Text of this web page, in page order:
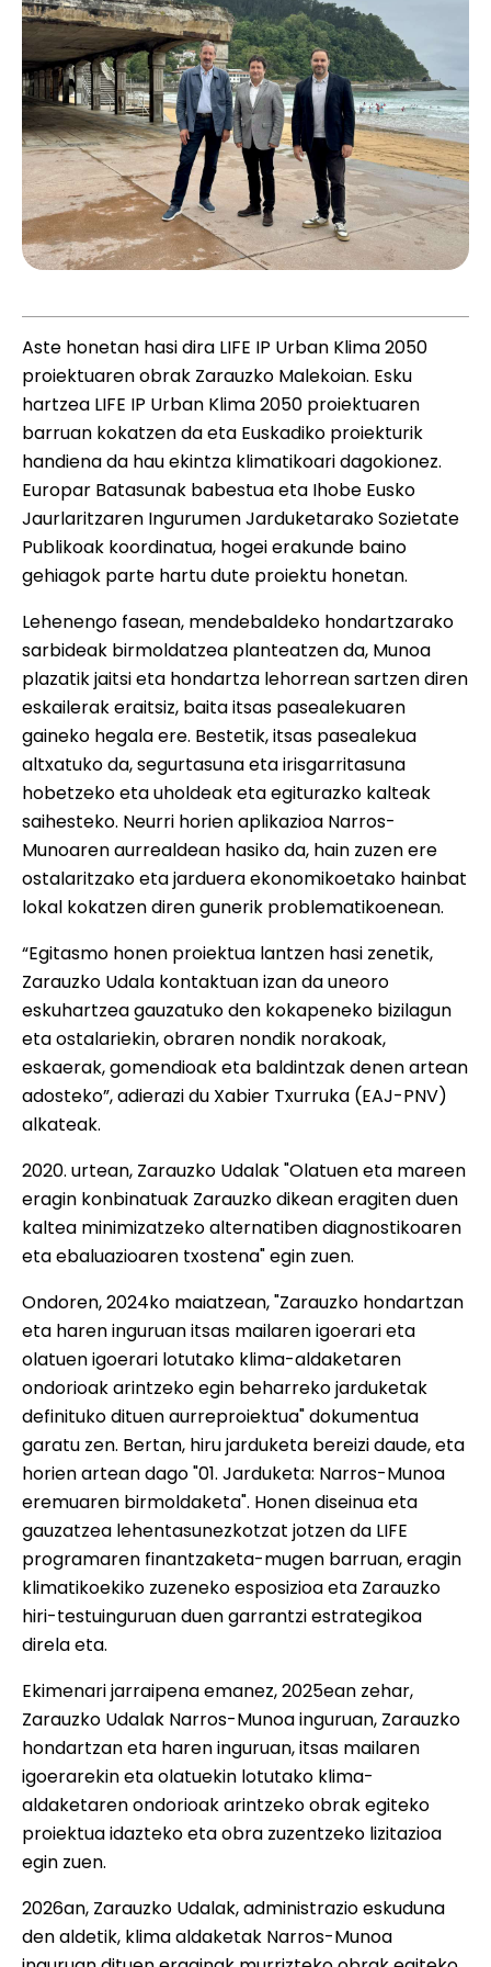
Aste honetan hasi dira LIFE IP Urban Klima 2050
proiektuaren obrak Zarauzko Malekoian. Esku
hartzea LIFE IP Urban Klima 2050 proiektuaren
barruan kokatzen da eta Euskadiko proiekturik
handiena da hau ekintza klimatikoari dagokionez.
Europar Batasunak babestua eta Ihobe Eusko
Jaurlaritzaren Ingurumen Jarduketarako Sozietate
Publikoak koordinatua, hogei erakunde baino
gehiagok parte hartu dute proiektu honetan.
Lehenengo fasean, mendebaldeko hondartzarako
sarbideak birmoldatzea planteatzen da, Munoa
plazatik jaitsi eta hondartza lehorrean sartzen diren
eskailerak eraitsiz, baita itsas pasealekuaren
gaineko hegala ere. Bestetik, itsas pasealekua
altxatuko da, segurtasuna eta irisgarritasuna
hobetzeko eta uholdeak eta egiturazko kalteak
saihesteko. Neurri horien aplikazioa Narros-
Munoaren aurrealdean hasiko da, hain zuzen ere
ostalaritzako eta jarduera ekonomikoetako hainbat
lokal kokatzen diren gunerik problematikoenean.
“Egitasmo honen proiektua lantzen hasi zenetik,
Zarauzko Udala kontaktuan izan da uneoro
eskuhartzea gauzatuko den kokapeneko bizilagun
eta ostalariekin, obraren nondik norakoak,
eskaerak, gomendioak eta baldintzak denen artean
adosteko”, adierazi du Xabier Txurruka (EAJ-PNV)
alkateak.
2020. urtean, Zarauzko Udalak "Olatuen eta mareen
eragin konbinatuak Zarauzko dikean eragiten duen
kaltea minimizatzeko alternatiben diagnostikoaren
eta ebaluazioaren txostena" egin zuen.
Ondoren, 2024ko maiatzean, "Zarauzko hondartzan
eta haren inguruan itsas mailaren igoerari eta
olatuen igoerari lotutako klima-aldaketaren
ondorioak arintzeko egin beharreko jarduketak
definituko dituen aurreproiektua" dokumentua
garatu zen. Bertan, hiru jarduketa bereizi daude, eta
horien artean dago "01. Jarduketa: Narros-Munoa
eremuaren birmoldaketa". Honen diseinua eta
gauzatzea lehentasunezkotzat jotzen da LIFE
programaren finantzaketa-mugen barruan, eragin
klimatikoekiko zuzeneko esposizioa eta Zarauzko
hiri-testuinguruan duen garrantzi estrategikoa
direla eta.
Ekimenari jarraipena emanez, 2025ean zehar,
Zarauzko Udalak Narros-Munoa inguruan, Zarauzko
hondartzan eta haren inguruan, itsas mailaren
igoerarekin eta olatuekin lotutako klima-
aldaketaren ondorioak arintzeko obrak egiteko
proiektua idazteko eta obra zuzentzeko lizitazioa
egin zuen.
2026an, Zarauzko Udalak, administrazio eskuduna
den aldetik, klima aldaketak Narros-Munoa